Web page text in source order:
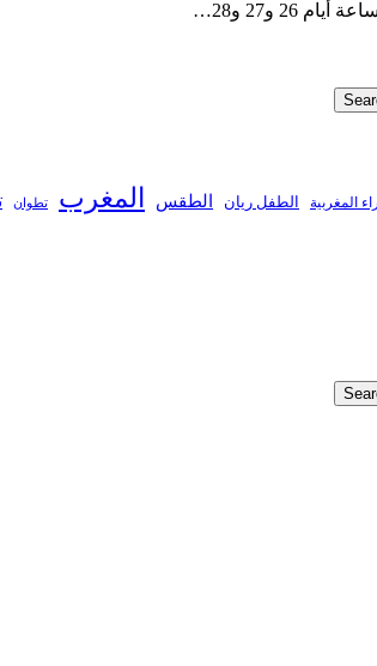
المغربية الطفل ريان الطقس المغرب تطوان